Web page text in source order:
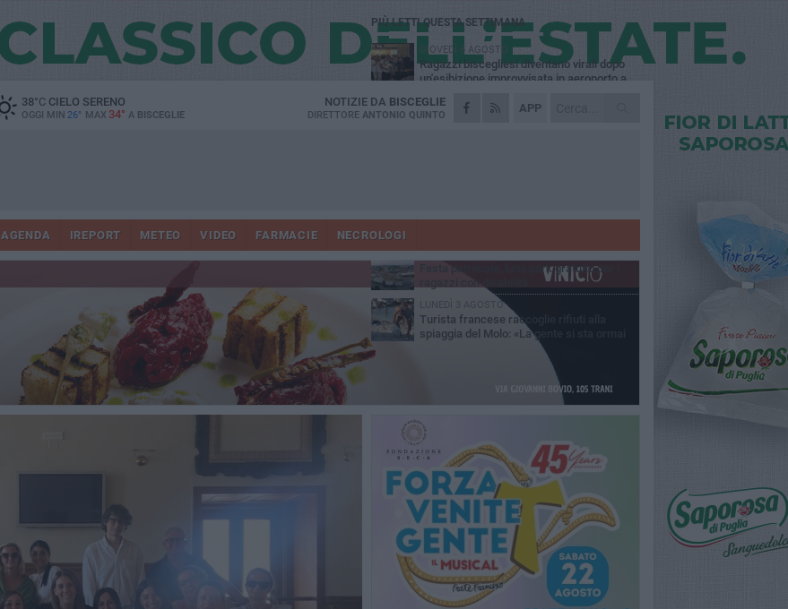
38°CCIELO SERENO
OGGI MIN 26° MAX 34° A BISCEGLIE
APP
NOTIZIE DA BISCEGLIE
DIRETTORE ANTONIO QUINTO
AGENDA IREPORT METEO VIDEO FARMACIE NECROLOGI
PIÙ LETTI QUESTA SETTIMANA
GIOVEDÌ 6 AGOSTO
Ragazzi biscegliesi diventano virali dopo
un'esibizione improvvisata in aeroporto a
MARTEDÌ 4 AGOSTO
Emergenza caldo, il Comune di Bisceglie
Due auto incendiate nella notte in via Dieta
MERCOLEDÌ 5 AGOSTO
Festa patronale, luna park gratuito per i
LUNEDÌ 3 AGOSTO
Turista francese raccoglie rifiuti alla
spiaggia del Molo: «La gente si sta ormai
abituando»